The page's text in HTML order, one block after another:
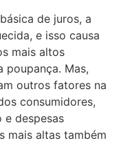
de juros, a
e isso causa
mais altos
poupança. Mas,
outros fatores na
consumidores,
e despesas
mais altas também